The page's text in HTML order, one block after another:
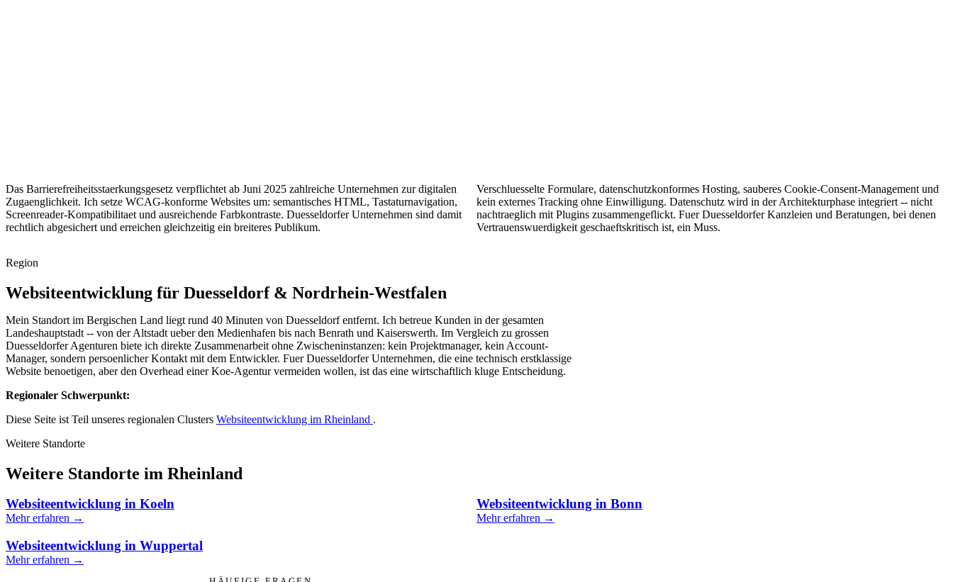
Das Barrierefreiheitsstaerkungsgesetz verpflichtet ab Juni 2025 zahlreiche Unternehmen zur digitalen
Zugaenglichkeit. Ich setze WCAG-konforme Websites um: semantisches HTML, Tastaturnavigation,
Screenreader-Kompatibilitaet und ausreichende Farbkontraste. Duesseldorfer Unternehmen sind damit
rechtlich abgesichert und erreichen gleichzeitig ein breiteres Publikum.
Verschluesselte Formulare, datenschutzkonformes Hosting, sauberes Cookie-Consent-Management und
kein externes Tracking ohne Einwilligung. Datenschutz wird in der Architekturphase integriert -- nicht
nachtraeglich mit Plugins zusammengeflickt. Fuer Duesseldorfer Kanzleien und Beratungen, bei denen
Vertrauenswuerdigkeit geschaeftskritisch ist, ein Muss.
Region
Websiteentwicklung für Duesseldorf & Nordrhein-Westfalen
Mein Standort im Bergischen Land liegt rund 40 Minuten von Duesseldorf entfernt. Ich betreue Kunden in der gesamten
Landeshauptstadt -- von der Altstadt ueber den Medienhafen bis nach Benrath und Kaiserswerth. Im Vergleich zu grossen
Duesseldorfer Agenturen biete ich direkte Zusammenarbeit ohne Zwischeninstanzen: kein Projektmanager, kein Account-
Manager, sondern persoenlicher Kontakt mit dem Entwickler. Fuer Duesseldorfer Unternehmen, die eine technisch erstklassige
Website benoetigen, aber den Overhead einer Koe-Agentur vermeiden wollen, ist das eine wirtschaftlich kluge Entscheidung.
Regionaler Schwerpunkt:
Diese Seite ist Teil unseres regionalen Clusters Websiteentwicklung im Rheinland .
Weitere Standorte
Weitere Standorte im Rheinland
Websiteentwicklung in Koeln
Mehr erfahren →
Websiteentwicklung in Bonn
Mehr erfahren →
Websiteentwicklung in Wuppertal
Mehr erfahren →